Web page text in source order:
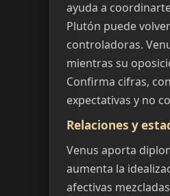
ayuda a
Plutón puede
controladoras.
mientras su
Confirma cifras,
expectativas y no
Relaciones y
Venus aporta
aumenta la
afectivas